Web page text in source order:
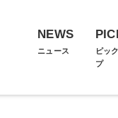
NEWS
ニュース
ピッ
プ